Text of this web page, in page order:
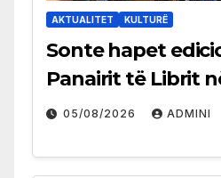
AKTUALITET KULTURË
Sonte hapet
Panairit të Librit
05/08/2026 ADMINI